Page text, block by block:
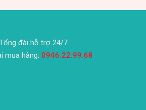
đài hỗ trợ 24/7
mua hàng: 0946.22.99.68